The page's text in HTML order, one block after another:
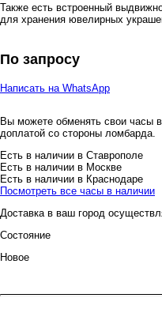
Также есть встроенный
для хранения ювелирных
По запросу
Написать на WhatsApp
Вы можете обменять свои часы
доплатой со стороны ломбарда.
Есть в наличии в Ставрополе
Есть в наличии в Москве
Есть в наличии в Краснодаре
Посмотреть все часы в наличии
Доставка в ваш город
Состояние
Новое